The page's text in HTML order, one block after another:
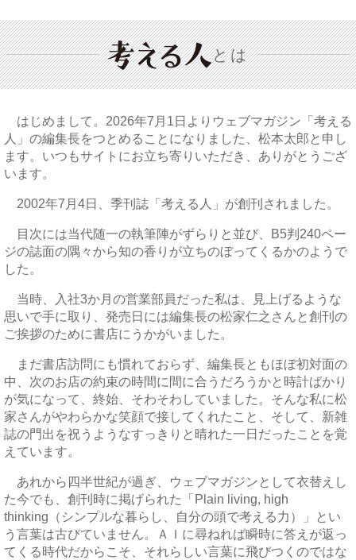
とは
はじめまして。2026年7月1日よりウェブマガジン「考える
人」の編集長をつとめることになりました、松本太郎と申し
ます。いつもサイトにお立ち寄りいただき、ありがとうござ
います。
2002年7月4日、季刊誌「考える人」が創刊されました。
目次には当代随一の執筆陣がずらりと並び、B5判240ペー
ジの誌面の隅々から知の香りが立ちのぼってくるかのようで
した。
当時、入社3か月の営業部員だった私は、見上げるような
思いで手に取り、発売日には編集長の松家仁之さんと創刊の
ご挨拶のために書店にうかがいました。
まだ書店訪問にも慣れておらず、編集長ともほぼ初対面の
中、次のお店の約束の時間に間に合うだろうかと時計ばかり
が気になって、終始、そわそわしていました。そんな私に松
家さんがやわらかな笑顔で接してくれたこと、そして、新雑
誌の門出を祝うようなすっきりと晴れた一日だったことを覚
えています。
あれから四半世紀が過ぎ、ウェブマガジンとして衣替えし
た今でも、創刊時に掲げられた「Plain living, high
thinking（シンプルな暮らし、自分の頭で考える力）」とい
う言葉は古びていません。ＡＩに尋ねれば瞬時に答えが返っ
てくる時代だからこそ、それらしい言葉に飛びつくのではな